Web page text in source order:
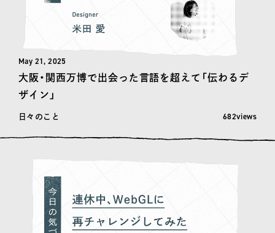
May 21, 2025
大阪・関西万博で出会った言語を超えて「伝わるデ
ザイン」
日々のこと 閲覧数: 682
682views